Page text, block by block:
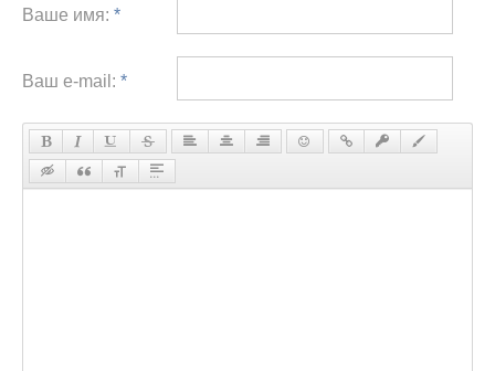
Ваше имя: *
Ваш e-mail: *